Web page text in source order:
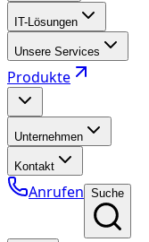
IT-Lösungen
Unsere Services
Produkte
Unternehmen
Kontakt
Anrufen Suche